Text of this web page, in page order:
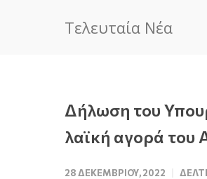
Τελευταία Νέα
Δήλωση του
λαϊκή αγορά του
28 ΔΕΚΕΜΒΡΊΟΥ, 2022